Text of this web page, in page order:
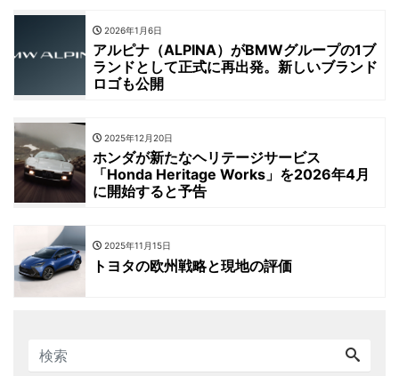
2026年1月6日
アルピナ（ALPINA）がBMWグループの1ブ
ランドとして正式に再出発。新しいブランド
ロゴも公開
2025年12月20日
ホンダが新たなヘリテージサービス
「Honda Heritage Works」を2026年4月
に開始すると予告
2025年11月15日
トヨタの欧州戦略と現地の評価